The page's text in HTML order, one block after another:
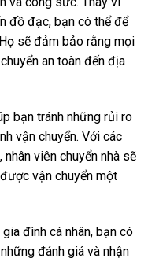
đồ đạc, bạn có thể để
sẽ đảm bảo rằng mọi
an toàn đến địa
bạn tránh những rủi ro
vận chuyển. Với các
viên chuyển nhà sẽ
vận chuyển một
đình cá nhân, bạn có
đánh giá và nhận